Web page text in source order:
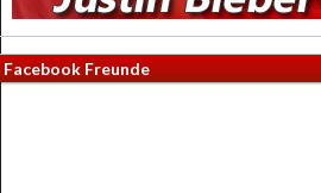
Facebook Freunde